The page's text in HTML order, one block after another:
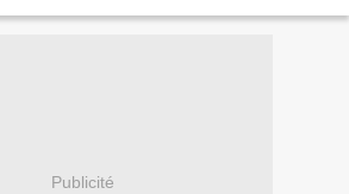
Publicité